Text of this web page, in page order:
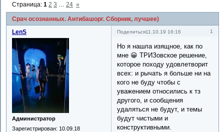
Срач осознанных. Антибашорг. Сборник, лучшее)
Страница:1 2 3 24 »
Поделиться 1
11.10.19 16:16
LenS
Администратор
Зарегистрирован: 10.09.18
Но я нашла изящное, как по
мне 😀 ТРИЗовское решение,
которое походу удовлетворит
всех: и рычать я больше ни на
кого не буду чтобы с
уважением относились к тз
другого, и сообщения
удаляться не будут, и темы
будут чистыми и
конструктивными.